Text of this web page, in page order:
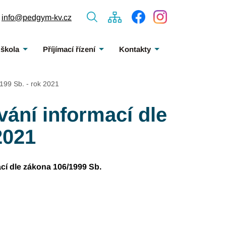
info@pedgym-kv.cz
Příjímací řízení Kontakty
Sb. - rok 2021
informací dle
dle zákona 106/1999 Sb.